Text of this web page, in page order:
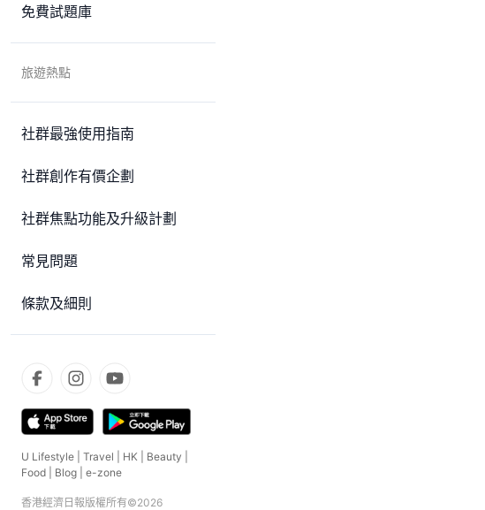
免費試題庫
旅遊熱點
社群最強使用指南
社群創作有價企劃
社群焦點功能及升級計劃
常見問題
條款及細則
U Lifestyle Travel HK Beauty
Food
Blog e-zone
香港經濟日報版權所有©2026